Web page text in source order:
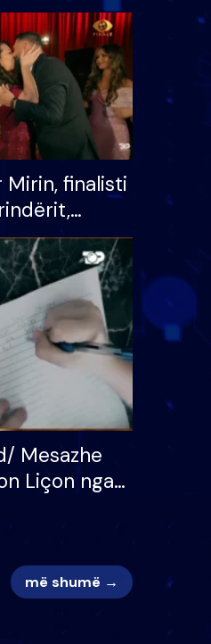
Mirin, finalisti
letër divorci
Mesazhe
Liçon nga
më shumë →